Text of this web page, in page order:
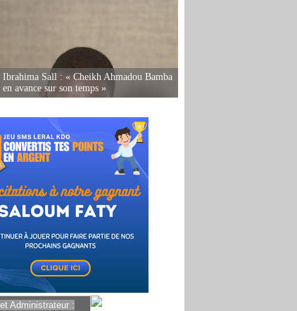
Ibrahima Sall : « Cheikh Ahmadou Bamba
avance sur son temps »
Administrateur :